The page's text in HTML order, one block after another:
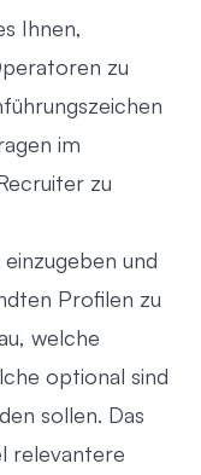
Ihnen,
zu
im
zu
und
Profilen zu
welche
optional sind
sollen. Das
relevantere